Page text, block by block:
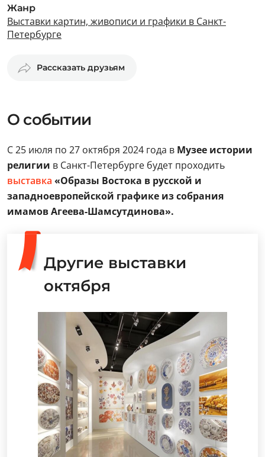
Жанр
Выставки картин, живописи и графики в Санкт-
Петербурге
Рассказать друзьям
О событии
С 25 июля по 27 октября 2024 года в Музее истории
религии в Санкт-Петербурге будет проходить
выставка «Образы Востока в русской и
западноевропейской графике из собрания
имамов Агеева-Шамсутдинова».
Другие выставки
октября